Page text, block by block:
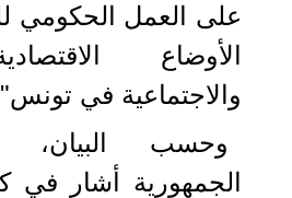
على العمل الحكومي
الأوضاع
والاجتماعية في
وحسب
الجمهورية أشار في